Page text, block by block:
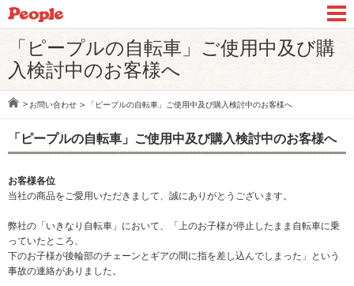
「ピープルの自転車」ご使用中及び購
入検討中のお客様へ
お問い合わせ 「ピープルの自転車」ご使用中及び購入検討中のお客様へ
「ピープルの自転車」ご使用中及び購入検討中のお客様へ
お客様各位
当社の商品をご愛用いただきまして、誠にありがとうございます。
弊社の「いきなり自転車」において、「上のお子様が停止したまま自転車に乗
っていたところ、
下のお子様が後輪部のチェーンとギアの間に指を差し込んでしまった」という
事故の連絡がありました。